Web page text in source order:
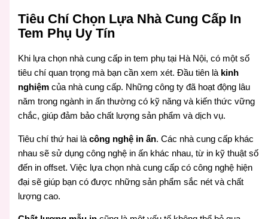
Tiêu Chí Chọn Lựa Nhà Cung Cấp In
Tem Phụ Uy Tín
Khi lựa chọn nhà cung cấp in tem phụ tại Hà Nội, có một số
tiêu chí quan trọng mà bạn cần xem xét. Đầu tiên là kinh
nghiệm của nhà cung cấp. Những công ty đã hoạt động lâu
năm trong ngành in ấn thường có kỹ năng và kiến thức vững
chắc, giúp đảm bảo chất lượng sản phẩm và dịch vụ.
Tiêu chí thứ hai làcông nghệ in ấn. Các nhà cung cấp khác
nhau sẽ sử dụng công nghệ in ấn khác nhau, từ in kỹ thuật số
đến in offset. Việc lựa chọn nhà cung cấp có công nghệ hiện
đại sẽ giúp bạn có được những sản phẩm sắc nét và chất
lượng cao.